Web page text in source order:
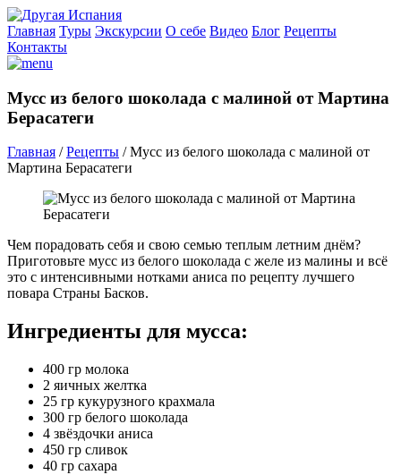
Главная Туры Экскурсии О себе Видео Блог Рецепты
Контакты
Мусс из белого шоколада с малиной от Мартина
Берасатеги
Главная /Рецепты /Мусс из белого шоколада с малиной от
Мартина Берасатеги
Чем порадовать себя и свою семью теплым летним днём?
Приготовьте мусс из белого шоколада с желе из малины и всё
это с интенсивными нотками аниса по рецепту лучшего
повара Страны Басков.
Ингредиенты для мусса:
400 гр молока
2 яичных желтка
25 гр кукурузного крахмала
300 гр белого шоколада
4 звёздочки аниса
450 гр сливок
40 гр сахара